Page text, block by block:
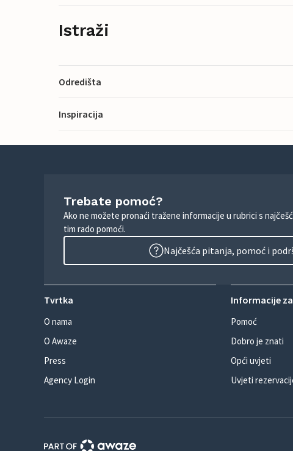
Istraži
Odredišta
Inspiracija
Trebate pomoć?
Ako ne možete pronaći tražene informacije u rubrici s
tim rado pomoći.
Najčešća pitanja, pomoć i
Tvrtka
O nama
O Awaze
Press
Agency Login
Informacije
Pomoć
Dobro je znati
Opći uvjeti
Uvjeti